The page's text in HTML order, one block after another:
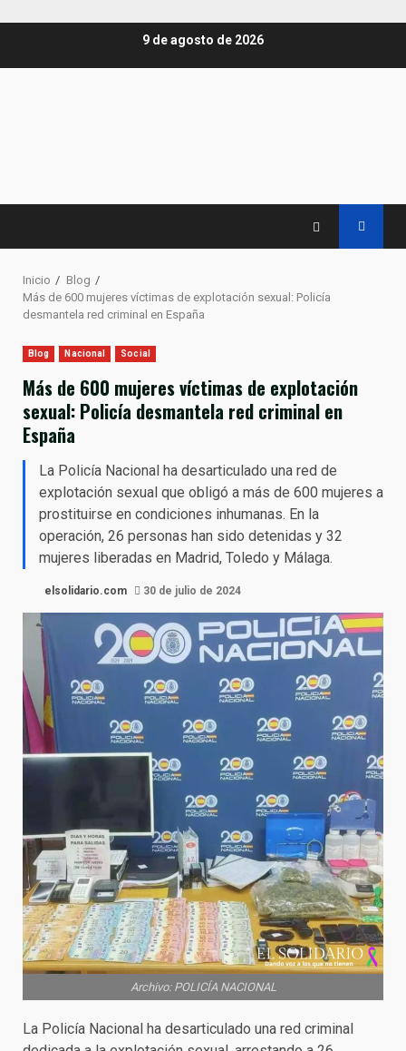
9 de agosto de 2026
Inicio
Blog
Más de 600 mujeres víctimas de explotación sexual: Policía
desmantela red criminal en España
Blog Nacional Social
Más de 600 mujeres víctimas de explotación
sexual: Policía desmantela red criminal en
España
La Policía Nacional ha desarticulado una red de
explotación sexual que obligó a más de 600 mujeres a
prostituirse en condiciones inhumanas. En la
operación, 26 personas han sido detenidas y 32
mujeres liberadas en Madrid, Toledo y Málaga.
elsolidario.com 30 de julio de 2024
Archivo: POLICÍA NACIONAL
La Policía Nacional ha desarticulado una red criminal